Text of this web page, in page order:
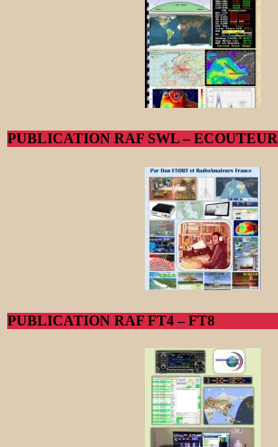
PUBLICATION RAF SWL – ECOUTEUR
PUBLICATION RAF FT4 – FT8